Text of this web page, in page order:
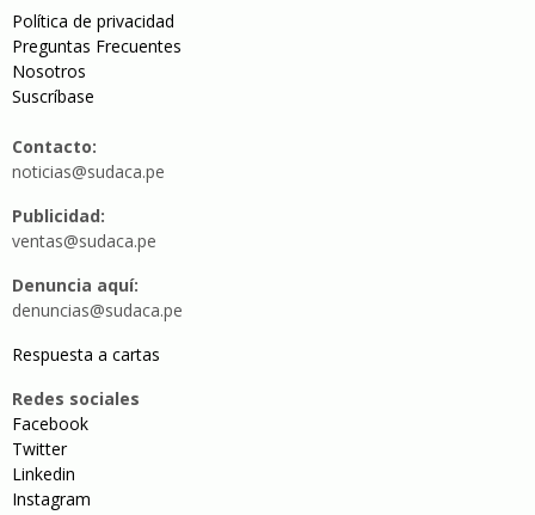
Política de privacidad
Preguntas Frecuentes
Nosotros
Suscríbase
Contacto:
noticias@sudaca.pe
Publicidad:
ventas@sudaca.pe
Denuncia aquí:
denuncias@sudaca.pe
Respuesta a cartas
Redes sociales
Facebook
Twitter
Linkedin
Instagram